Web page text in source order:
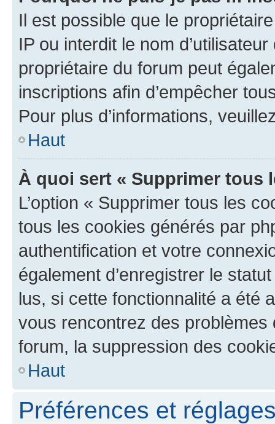
Il est possible que le
IP ou interdit le nom
propriétaire du forum peut
inscriptions afin d’empêcher
Pour plus d’informations,
Haut
À quoi sert « Supprimer tous
L’option « Supprimer tous les
tous les cookies générés par
authentification et votre
également d’enregistrer le
lus, si cette fonctionnalité a été
vous rencontrez des
forum, la suppression des
Haut
Préférences et